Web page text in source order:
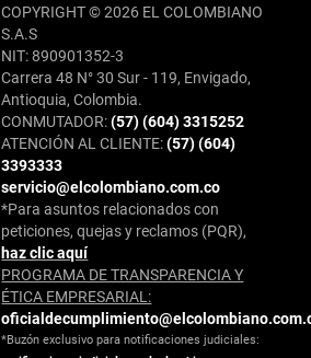
COPYRIGHT © 2026 EL COLOMBIANO
S.A.S
NIT: 890901352-3
Carrera 48 N° 30 Sur - 119, Envigado,
Antioquia, Colombia.
CONMUTADOR:(57) (604) 3315252
ATENCIÓN AL CLIENTE:(57) (604)
3393333
servicio@elcolombiano.com.co
*Para asuntos relacionados con
peticiones, quejas y reclamos (PQR),
haz clic aquí
PROGRAMA DE TRANSPARENCIA Y
ÉTICA EMPRESARIAL:
*Buzón exclusivo para notificaciones judiciales: